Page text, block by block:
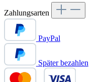
Zahlungsarten
PayPal
Später bezahlen